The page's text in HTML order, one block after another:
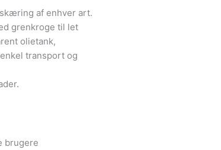
af enhver art.
grenkroge til let
olietank,
transport og
brugere